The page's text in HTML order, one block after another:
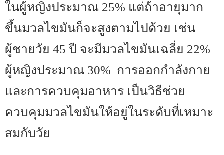
ในผู้หญิงประมาณ 25% แต่ถ้าอายุมาก
ขึ้นมวลไขมันก็จะสูงตามไปด้วย เช่น
ผู้ชายวัย 45 ปี จะมีมวลไขมันเฉลี่ย 22%
ผู้หญิงประมาณ 30% การออกกำลังกาย
และการควบคุมอาหาร เป็นวิธีช่วย
ควบคุมมวลไขมันให้อยู่ในระดับที่เหมาะ
สมกับวัย